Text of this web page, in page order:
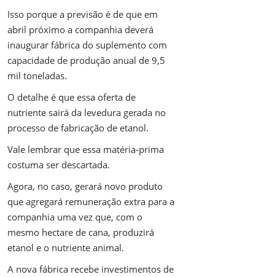
Isso porque a previsão é de que em
abril próximo a companhia deverá
inaugurar fábrica do suplemento com
capacidade de produção anual de 9,5
mil toneladas.
O detalhe é que essa oferta de
nutriente sairá da levedura gerada no
processo de fabricação de etanol.
Vale lembrar que essa matéria-prima
costuma ser descartada.
Agora, no caso, gerará novo produto
que agregará remuneração extra para a
companhia uma vez que, com o
mesmo hectare de cana, produzirá
etanol e o nutriente animal.
A nova fábrica recebe investimentos de